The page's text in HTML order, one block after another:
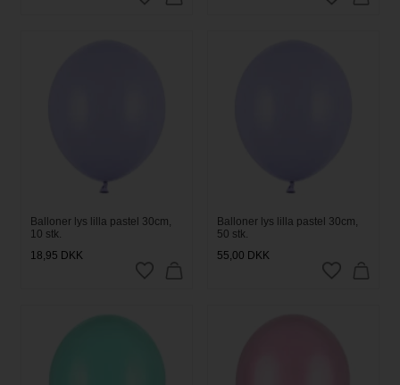
Balloner lys lilla pastel 30cm,
10 stk.
18,95 DKK
Balloner lys lilla pastel 30cm,
50 stk.
55,00 DKK